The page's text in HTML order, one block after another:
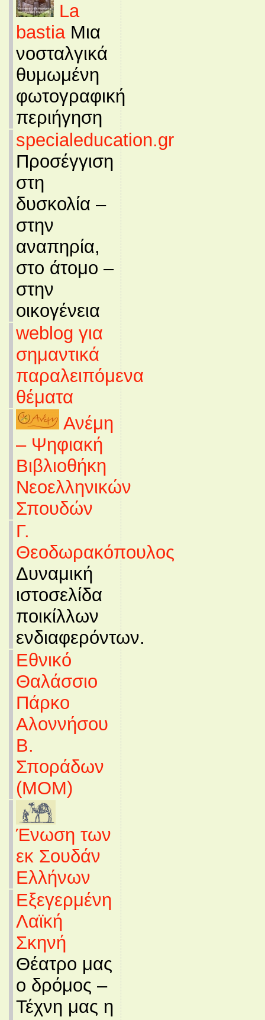
La
bastiaΜια
νοσταλγικά
θυμωμένη
φωτογραφική
περιήγηση
specialeducation.gr
Προσέγγιση
στη
δυσκολία –
στην
αναπηρία,
στο άτομο –
στην
οικογένεια
weblog για
σημαντικά
παραλειπόμενα
θέματα
Ανέμη
– Ψηφιακή
Βιβλιοθήκη
Νεοελληνικών
Σπουδών
Γ.
Θεοδωρακόπουλος
Δυναμική
ιστοσελίδα
ποικίλλων
ενδιαφερόντων.
Εθνικό
Θαλάσσιο
Πάρκο
Αλοννήσου
Β.
Σποράδων
(MOM)
Ένωση των
εκ Σουδάν
Ελλήνων
Εξεγερμένη
Λαϊκή
Σκηνή
Θέατρο μας
ο δρόμος –
Τέχνη μας η